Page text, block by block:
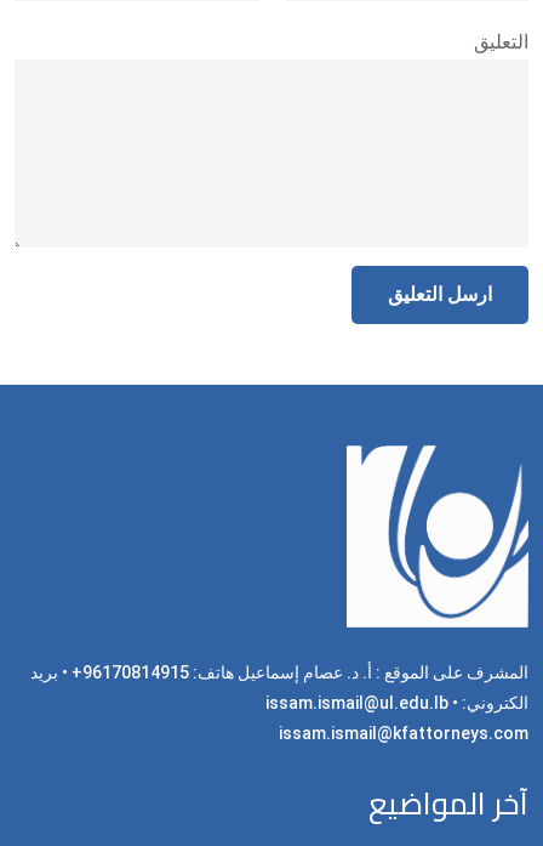
التعليق
المشرف على الموقع : أ. د. عصام إسماعيل هاتف: 96170814915+ • بريد
الكتروني: issam.ismail@ul.edu.lb •
issam.ismail@kfattorneys.com
آخر المواضيع